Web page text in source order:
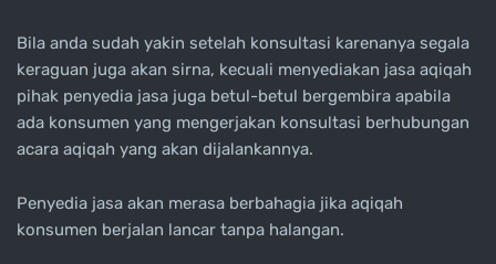
Bila anda sudah yakin setelah konsultasi karenanya segala
keraguan juga akan sirna, kecuali menyediakan jasa aqiqah
pihak penyedia jasa juga betul-betul bergembira apabila
ada konsumen yang mengerjakan konsultasi berhubungan
acara aqiqah yang akan dijalankannya.
Penyedia jasa akan merasa berbahagia jika aqiqah
konsumen berjalan lancar tanpa halangan.